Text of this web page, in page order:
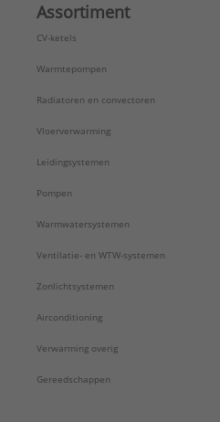
Assortiment
CV-ketels
Warmtepompen
Radiatoren en convectoren
Vloerverwarming
Leidingsystemen
Pompen
Warmwatersystemen
Ventilatie- en WTW-systemen
Zonlichtsystemen
Airconditioning
Verwarming overig
Gereedschappen